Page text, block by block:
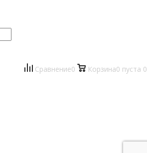
Сравнение0 Корзина0 пуста 0